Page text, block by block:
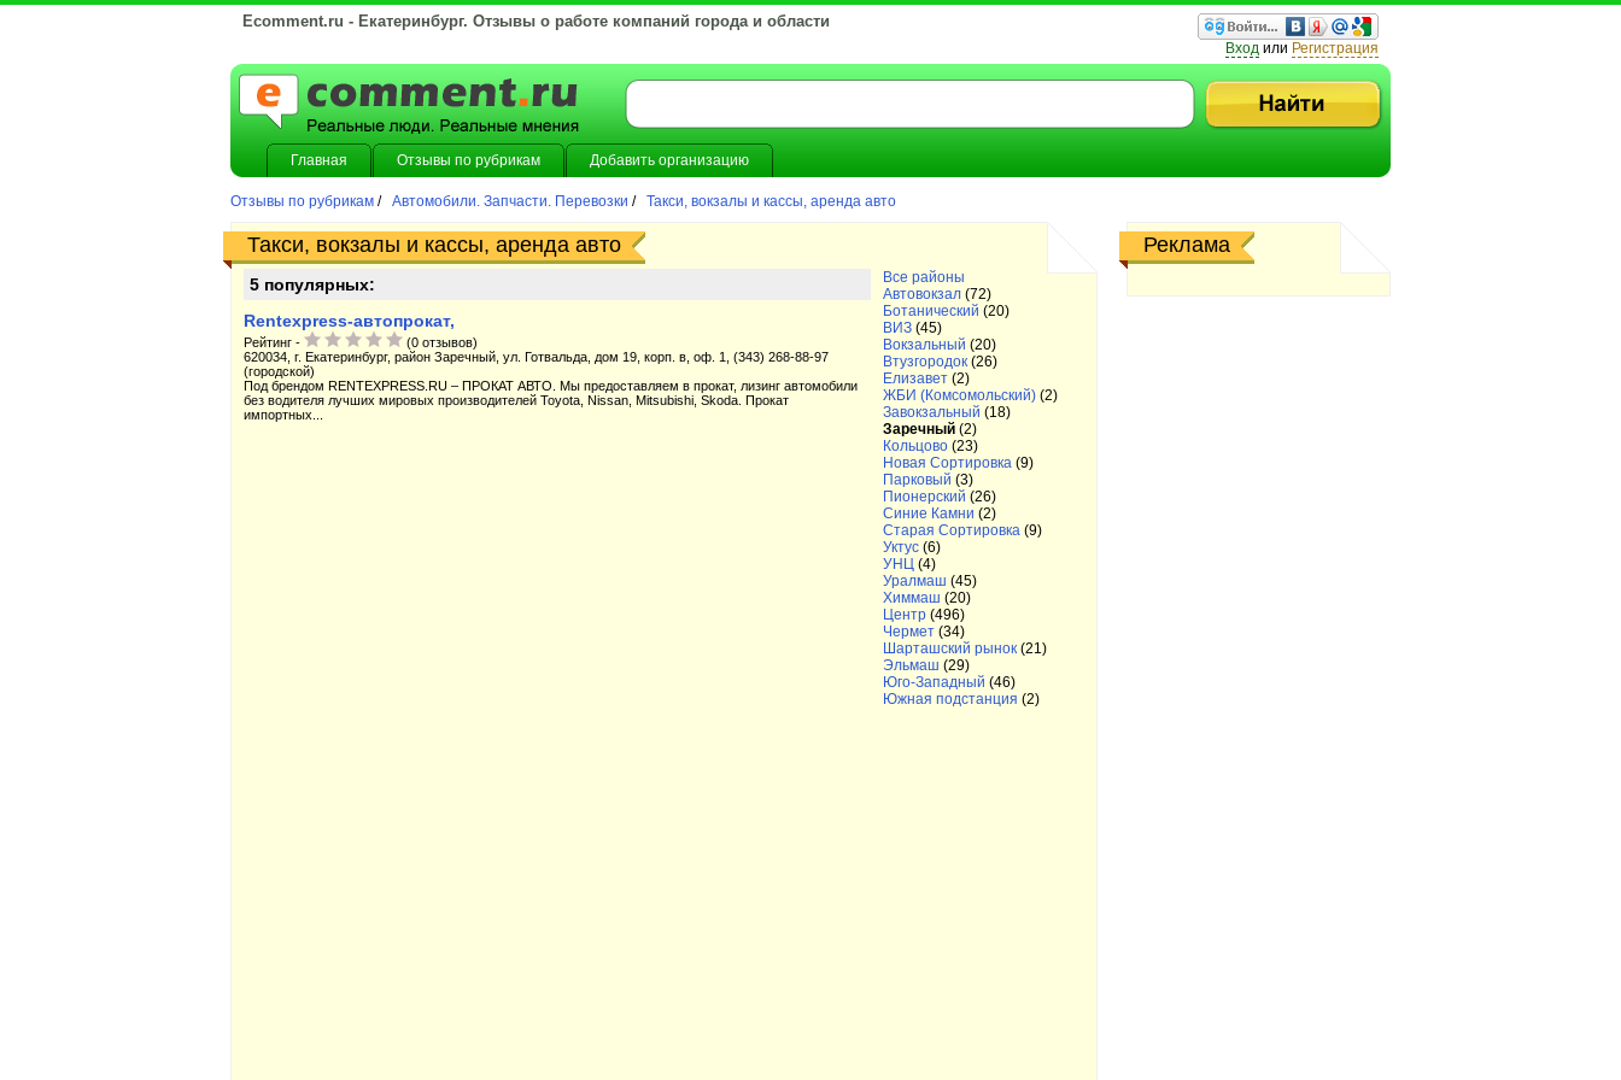
Ecomment.ru - Екатеринбург. Отзывы о работе компаний города и области
Вход или Регистрация
Главная Отзывы по рубрикам Добавить организацию
Отзывы по рубрикам / Автомобили. Запчасти. Перевозки / Такси, вокзалы и кассы, аренда авто
Реклама
Такси, вокзалы и кассы, аренда авто
Все районы
Автовокзал (72)
Ботанический (20)
ВИЗ (45)
Вокзальный (20)
Втузгородок (26)
Елизавет (2)
ЖБИ (Комсомольский) (2)
Завокзальный (18)
Заречный (2)
Кольцово (23)
Новая Сортировка (9)
Парковый (3)
Пионерский (26)
Синие Камни (2)
Старая Сортировка (9)
Уктус (6)
УНЦ (4)
Уралмаш (45)
Химмаш (20)
Центр (496)
Чермет (34)
Шарташский рынок (21)
Эльмаш (29)
Юго-Западный (46)
Южная подстанция (2)
5 популярных:
Rentexpress-автопрокат,
Рейтинг -
(0 отзывов)
620034, г. Екатеринбург, район Заречный, ул. Готвальда, дом 19, корп. в, оф. 1, (343) 268-88-97
(городской)
Под брендом RENTEXPRESS.RU – ПРОКАТ АВТО. Мы предоставляем в прокат, лизинг автомобили
без водителя лучших мировых производителей Toyota, Nissan, Mitsubishi, Skoda. Прокат
импортных...